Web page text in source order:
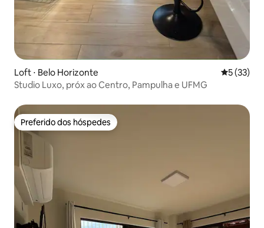
Loft ⋅ Belo Horizonte 5 de uma
5 (33)
Studio Luxo, próx ao Centro, Pampulha e UFMG
Preferido dos hóspedes
Preferido dos hóspedes